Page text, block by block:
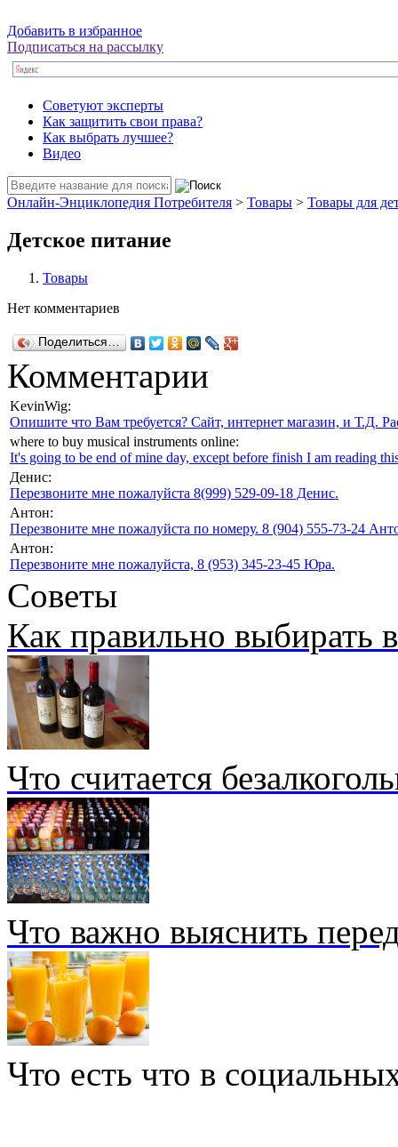
Добавить в избранное
Подписаться на рассылку
Советуют эксперты
Как защитить свои права?
Как выбрать лучшее?
Видео
Онлайн-Энциклопедия Потребителя > Товары > Товары для
Детское питание
Товары
Нет комментариев
Поделиться…
Комментарии
KevinWig:
Опишите что Вам требуется? Сайт, интернет магазин, и Т.Д.
where to buy musical instruments online:
It's going to be end of mine day, except before finish I am reading
Денис:
Перезвоните мне пожалуйста 8(999) 529-09-18 Денис.
Антон:
Перезвоните мне пожалуйста по номеру. 8 (904) 555-73-24
Антон:
Перезвоните мне пожалуйста, 8 (953) 345-23-45 Юра.
Советы
Как правильно выбирать
Что считается
Что важно выяснить
Что есть что в